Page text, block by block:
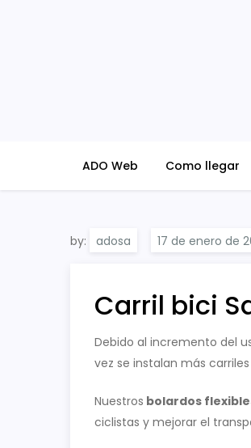
ADO Web Como llegar
by: adosa
Carril bici
Debido al incremento del
vez se instalan más carriles
Nuestros bolardos
ciclistas y mejorar el